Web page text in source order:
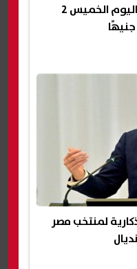
تراجع أسعار الذهب في مصر اليوم الخميس 2
لمنتخب مصر